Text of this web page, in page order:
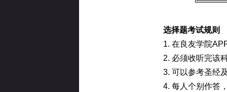
选择题考试规则
1. 在良友学院
2. 必须收听完该
3. 可以参考圣经
4. 每人个别作答